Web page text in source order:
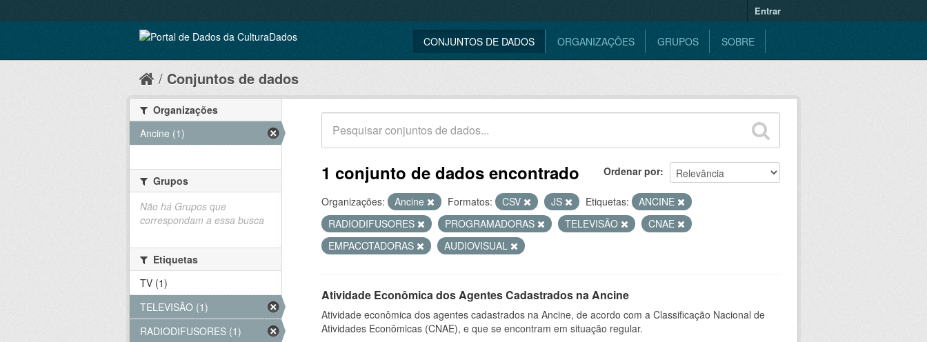
Entrar
CONJUNTOS DE DADOS ORGANIZAÇÕES GRUPOS SOBRE
Conjuntos de dados
Ordenar por
1 conjunto de dados encontrado
Organizações: Ancine Formatos: CSV JS Etiquetas:
ANCINE
RADIODIFUSORES
PROGRAMADORAS TELEVISÃO
CNAE
EMPACOTADORAS
AUDIOVISUAL
Atividade Econômica dos Agentes Cadastrados na Ancine
Atividade econômica dos agentes cadastrados na Ancine, de acordo com a Classificação Nacional de
Atividades Econômicas (CNAE), e que se encontram em situação regular.
Organizações
Ancine (1)
Grupos
Não há Grupos que
correspondam a essa busca
Etiquetas
TV (1)
TELEVISÃO (1)
RADIODIFUSORES (1)